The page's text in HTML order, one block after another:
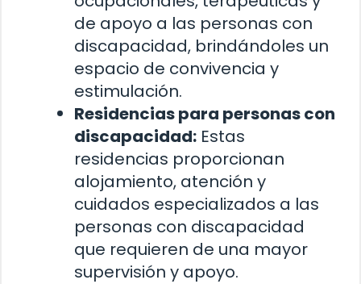
de apoyo a las personas con
discapacidad, brindándoles un
espacio de convivencia y
estimulación.
Residencias para personas con
discapacidad: Estas
residencias proporcionan
alojamiento, atención y
cuidados especializados a las
personas con discapacidad
que requieren de una mayor
supervisión y apoyo.